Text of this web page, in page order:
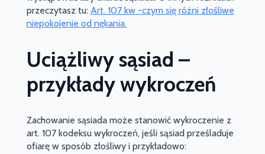
przeczytasz tu: Art. 107 kw -czym się różni złośliwe
niepokojenie od nękania.
Uciążliwy sąsiad –
przykłady wykroczeń
Zachowanie sąsiada może stanowić wykroczenie z
art. 107 kodeksu wykroczeń, jeśli sąsiad prześladuje
ofiarę w sposób złośliwy i przykładowo: